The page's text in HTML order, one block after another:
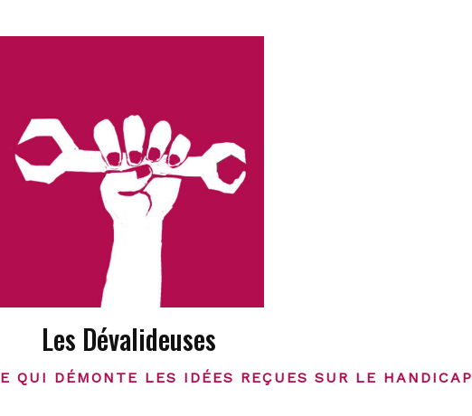
Les Dévalideuses
QUI DÉMONTE LES IDÉES REÇUES SUR LE HANDICAP